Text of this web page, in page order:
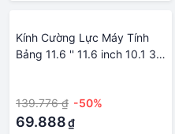
Kính Cường Lực Máy Tính
Bảng 11.6 '' 11.6 inch 10.1 3G
139.776 ₫ -50%
69.888₫